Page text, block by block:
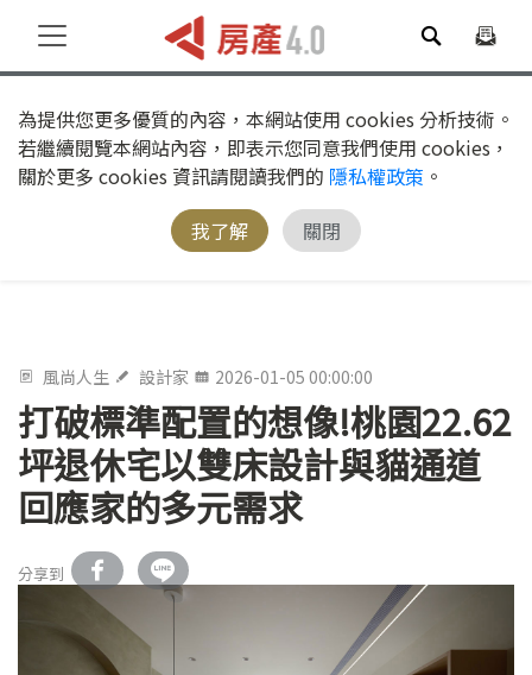
為提供您更多優質的內容，本網站使用 cookies 分析技術。
若繼續閱覽本網站內容，即表示您同意我們使用 cookies，
關於更多 cookies 資訊請閱讀我們的 隱私權政策 。
我了解
關閉
風尚人生 設計家 2026-01-05 00:00:00
打破標準配置的想像!桃園22.62
坪退休宅以雙床設計與貓通道
回應家的多元需求
分享到